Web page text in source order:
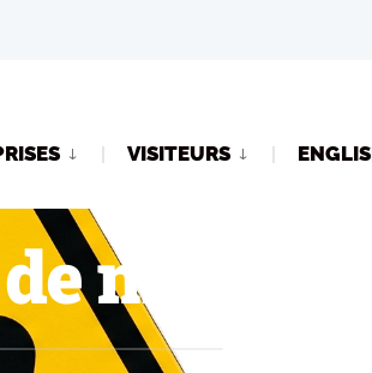
VISITEURS
mesures